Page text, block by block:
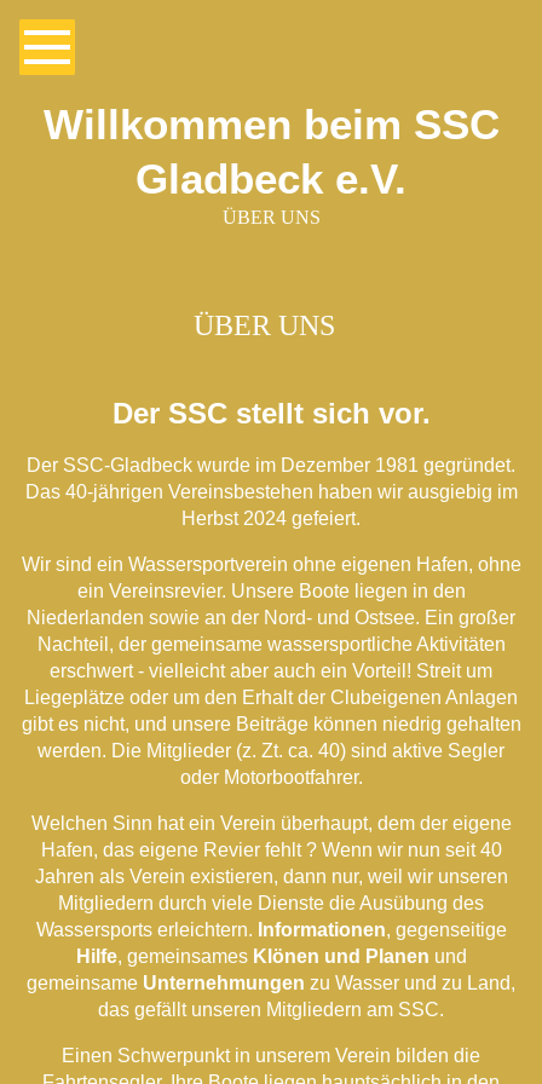
Willkommen beim SSC
Gladbeck e.V.
ÜBER UNS
ÜBER UNS
Der SSC stellt sich vor.
Der SSC-Gladbeck wurde im Dezember 1981 gegründet.
Das 40-jährigen Vereinsbestehen haben wir ausgiebig im
Herbst 2024 gefeiert.
Wir sind ein Wassersportverein ohne eigenen Hafen, ohne
ein Vereinsrevier. Unsere Boote liegen in den
Niederlanden sowie an der Nord- und Ostsee. Ein großer
Nachteil, der gemeinsame wassersportliche Aktivitäten
erschwert - vielleicht aber auch ein Vorteil! Streit um
Liegeplätze oder um den Erhalt der Clubeigenen Anlagen
gibt es nicht, und unsere Beiträge können niedrig gehalten
werden. Die Mitglieder (z. Zt. ca. 40) sind aktive Segler
oder Motorbootfahrer.
Welchen Sinn hat ein Verein überhaupt, dem der eigene
Hafen, das eigene Revier fehlt ? Wenn wir nun seit 40
Jahren als Verein existieren, dann nur, weil wir unseren
Mitgliedern durch viele Dienste die Ausübung des
Wassersports erleichtern. Informationen, gegenseitige
Hilfe, gemeinsames Klönen und Planen und
gemeinsame Unternehmungen zu Wasser und zu Land,
das gefällt unseren Mitgliedern am SSC.
Einen Schwerpunkt in unserem Verein bilden die